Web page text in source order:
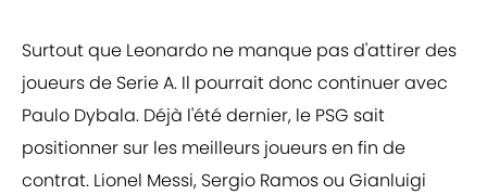
Surtout que Leonardo ne manque pas d'attirer des
joueurs de Serie A. Il pourrait donc continuer avec
Paulo Dybala. Déjà l'été dernier, le PSG sait
positionner sur les meilleurs joueurs en fin de
contrat. Lionel Messi, Sergio Ramos ou Gianluigi